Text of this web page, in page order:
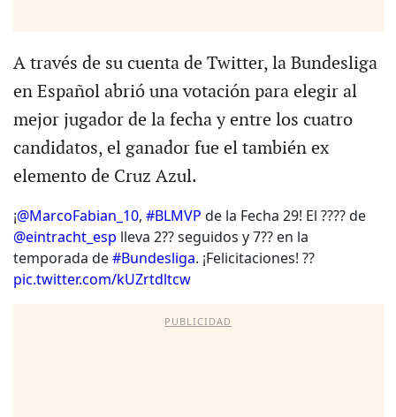
A través de su cuenta de Twitter, la Bundesliga
en Español abrió una votación para elegir al
mejor jugador de la fecha y entre los cuatro
candidatos, el ganador fue el también ex
elemento de Cruz Azul.
¡@MarcoFabian_10, #BLMVP de la Fecha 29! El ???? de
@eintracht_esp lleva 2?? seguidos y 7?? en la
temporada de#Bundesliga. ¡Felicitaciones! ??
pic.twitter.com/kUZrtdltcw
PUBLICIDAD